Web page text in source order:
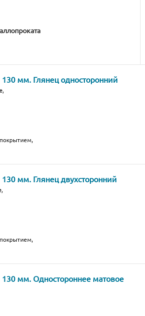
мм. Глянец односторонний
,
мм. Глянец двухсторонний
,
мм. Одностороннее матовое